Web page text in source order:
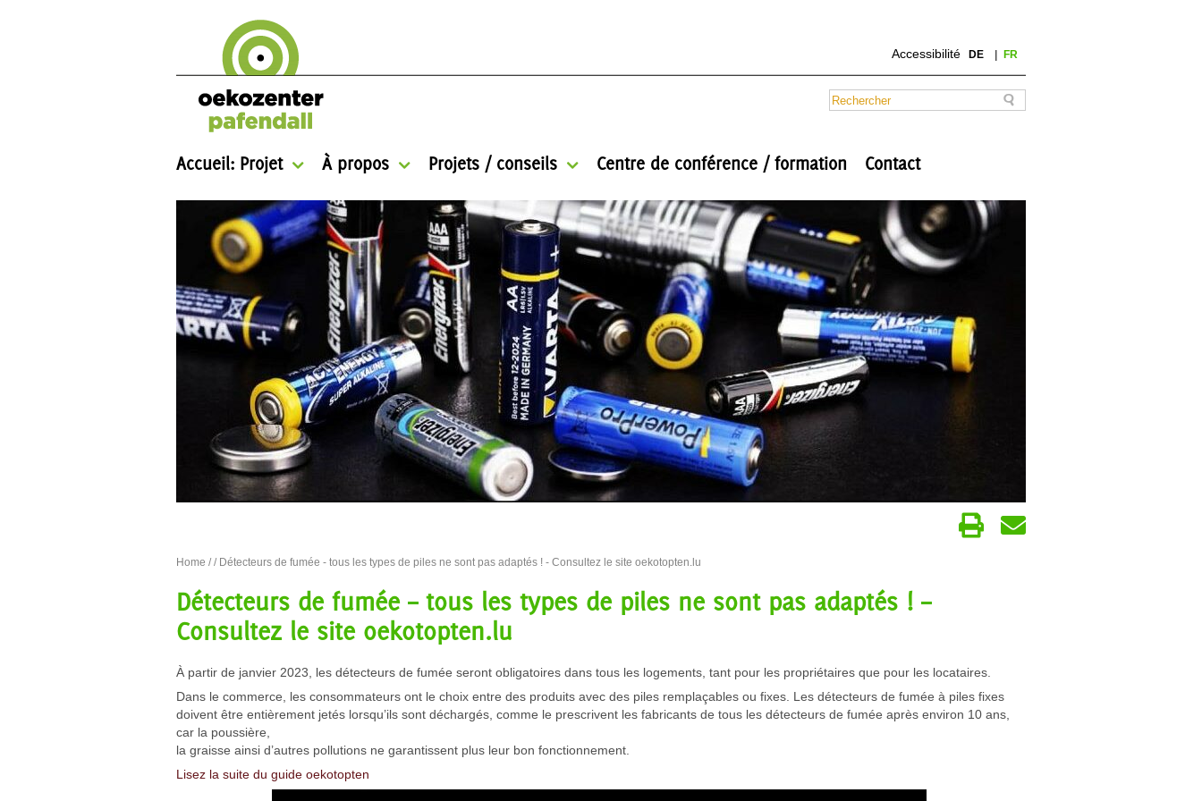
Accessibilité DE FR
Accueil: Projet À propos Projets / conseils Centre de conférence / formation Contact
Home // Détecteurs de fumée - tous les types de piles ne sont pas adaptés ! - Consultez le site oekotopten.lu
Détecteurs de fumée – tous les types de piles ne sont pas adaptés ! –
Consultez le site oekotopten.lu
À partir de janvier 2023, les détecteurs de fumée seront obligatoires dans tous les logements, tant pour les propriétaires que pour les locataires.
Dans le commerce, les consommateurs ont le choix entre des produits avec des piles remplaçables ou fixes. Les détecteurs de fumée à piles fixes
doivent être entièrement jetés lorsqu’ils sont déchargés, comme le prescrivent les fabricants de tous les détecteurs de fumée après environ 10 ans,
car la poussière,
la graisse ainsi d’autres pollutions ne garantissent plus leur bon fonctionnement.
Lisez la suite du guide oekotopten